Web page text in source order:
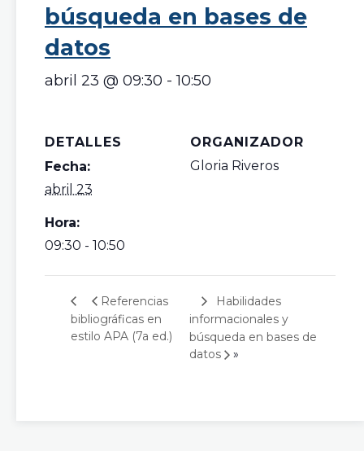
búsqueda en bases de
datos
abril 23 @ 09:30 -10:50
DETALLES
Fecha:
abril 23
Hora:
09:30 - 10:50
ORGANIZADOR
Gloria Riveros
Referencias
bibliográficas en
estilo APA (7a ed.)
Habilidades
informacionales y
búsqueda en bases de
datos
»